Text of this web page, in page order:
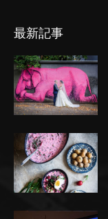
最新記事